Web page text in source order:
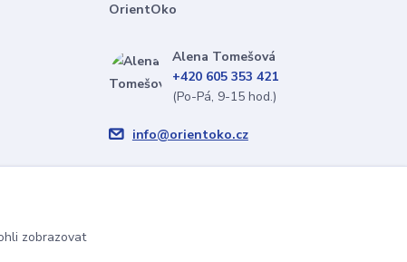
OrientOko
Alena Tomešová
+420 605 353 421
(Po-Pá, 9-15 hod.)
info@orientoko.cz
zobrazovat